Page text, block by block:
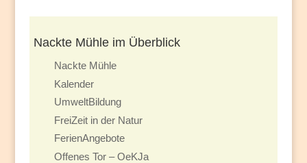
Nackte Mühle im Überblick
Nackte Mühle
Kalender
UmweltBildung
FreiZeit in der Natur
FerienAngebote
Offenes Tor – OeKJa